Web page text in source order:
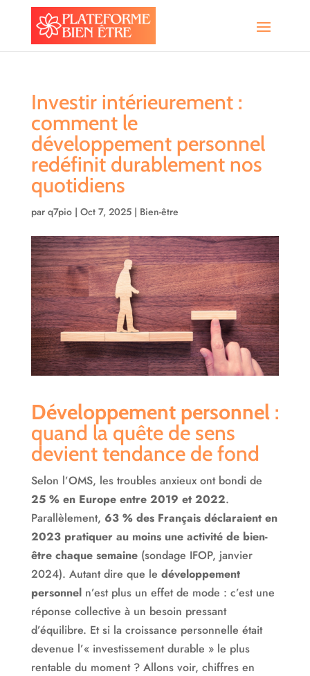
Investir intérieurement :
comment le
développement personnel
redéfinit durablement nos
quotidiens
par q7pio| Oct 7, 2025| Bien-être
Développement personnel:
quand la quête de sens
devient tendance de fond
Selon l’OMS, les troubles anxieux ont bondi de
25 % en Europe entre 2019 et 2022.
Parallèlement, 63 % des Français déclaraient en
2023 pratiquer au moins une activité de bien-
être chaque semaine(sondage IFOP, janvier
2024). Autant dire que le développement
personneln’est plus un effet de mode : c’est une
réponse collective à un besoin pressant
d’équilibre. Et si la croissance personnelle était
devenue l’« investissement durable » le plus
rentable du moment ? Allons voir, chiffres en